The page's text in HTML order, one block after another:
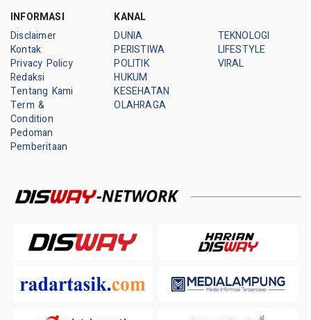
INFORMASI
Disclaimer
Kontak
Privacy Policy
Redaksi
Tentang Kami
Term &
Condition
Pedoman
Pemberitaan
KANAL
DUNIA
PERISTIWA
POLITIK
HUKUM
KESEHATAN
OLAHRAGA
TEKNOLOGI
LIFESTYLE
VIRAL